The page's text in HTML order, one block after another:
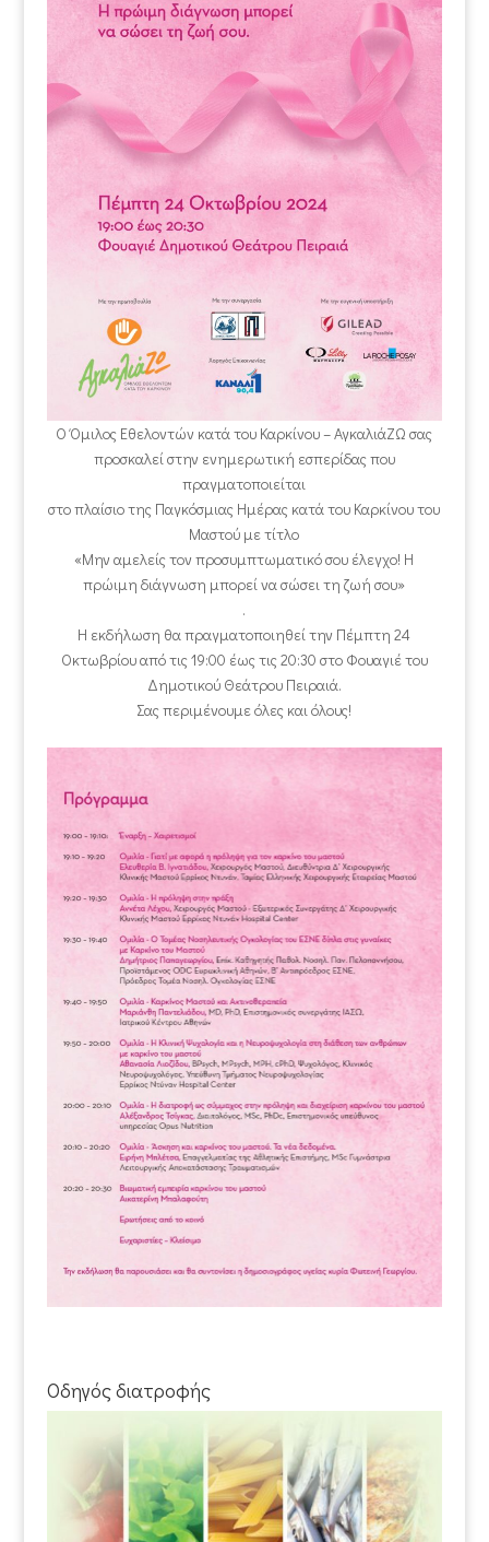
Ο Όμιλος Εθελοντών κατά του Καρκίνου – ΑγκαλιάΖΩ σας
προσκαλεί στην ενημερωτική εσπερίδας που
πραγματοποιείται
στο πλαίσιο της Παγκόσμιας Ημέρας κατά του Καρκίνου του
Μαστού με τίτλο
«Μην αμελείς τον προσυμπτωματικό σου έλεγχο! Η
πρώιμη διάγνωση μπορεί να σώσει τη ζωή σου»
.
Η εκδήλωση θα πραγματοποιηθεί την Πέμπτη 24
Οκτωβρίου από τις 19:00 έως τις 20:30 στο Φουαγιέ του
Δημοτικού Θεάτρου Πειραιά.
Σας περιμένουμε όλες και όλους!
Οδηγός διατροφής